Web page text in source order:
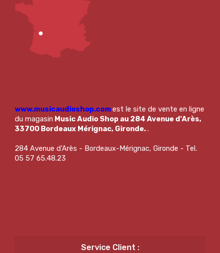
www.musicaudioshop.comest le site de vente en ligne
du magasin Music Audio Shop au 284 Avenue d'Arès,
33700 Bordeaux Mérignac, Gironde..
284 Avenue d'Arès - Bordeaux-Mérignac, Gironde - Tel.
05 57 65.48.23